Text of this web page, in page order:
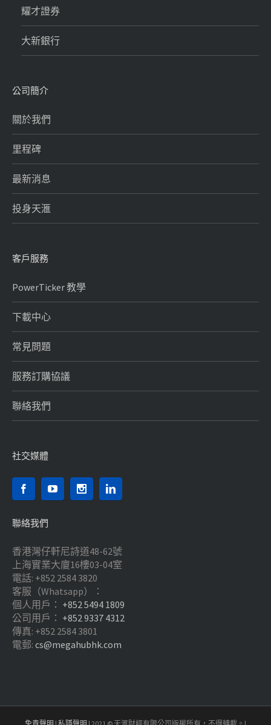
耀才證券
大新銀行
公司簡介
關於我們
里程碑
最新消息
投身天滙
客戶服務
PowerTicker 教學
下載中心
常見問題
服務訂購協議
聯絡我們
社交媒體
聯絡我們
香港灣仔軒尼詩道48-62號
上海實業大廈16樓03-04室
電話: +852 2584 3820
客服（Whatsapp）：
個人用戶： +852 5494 1809
公司用戶： +852 9337 4312
傳真: +852 2584 3801
電郵: cs@megahubhk.com